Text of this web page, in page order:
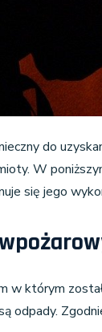
do
W
się jego
którym
odpady.